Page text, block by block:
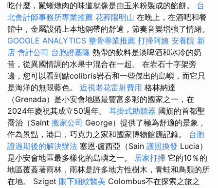
吃什麼，鬣蜥燉肉的味道就像是由玉米粉製成的餡餅。 台
北會計師事務所專業推薦 花葬陽明山 在晚上，在酒吧和餐
館中，金屬設備上本地鋼帶的舒適，節奏音樂增強了情緒。
GOOGLE ANALYTICS 整骨專業推薦 打掃阿姨 安養院 新
店 會計公司 台胞證基隆 熱帶的飲料是淡啤酒和冰冷的奶
昔，從異國情調的水果中混合在一起。 在岩石十字架旁
邊，您可以看到點colibris岩石和一些傑出的島嶼，而它只
是海洋的無限藍色。 近視老花雷射費用 格林納達
（Grenada）是小安會地區最豐富多彩的國家之一，在
2024年慶祝其成立50週年。 耳掛式助聽器 國旗的首都聖
喬治（Saint 搬家公司 George）提供了極為舒適的景象，
作為景點，港口，巧克力之家和國家博物館應記錄。 台胞
證過期後的解決辦法 塞恩·盧西亞（Sain 護照換發 Lucia）
是小安會地區最多樣化的島嶼之一。 居家打掃 它的10％的
地區覆蓋著雨林，雨林是許多地方性樹木，青蛙和鳥類的所
在地。 Sziget 眼下細紋醫美 Colombus不在探索之旅之